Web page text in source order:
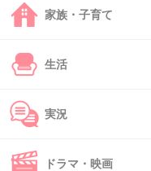
顔が小さくて童顔
デブス扱いよね
45. 匿名 2019/01/13(日) 15:43:57
家族・子育て
生活
実況
ドラマ・映画